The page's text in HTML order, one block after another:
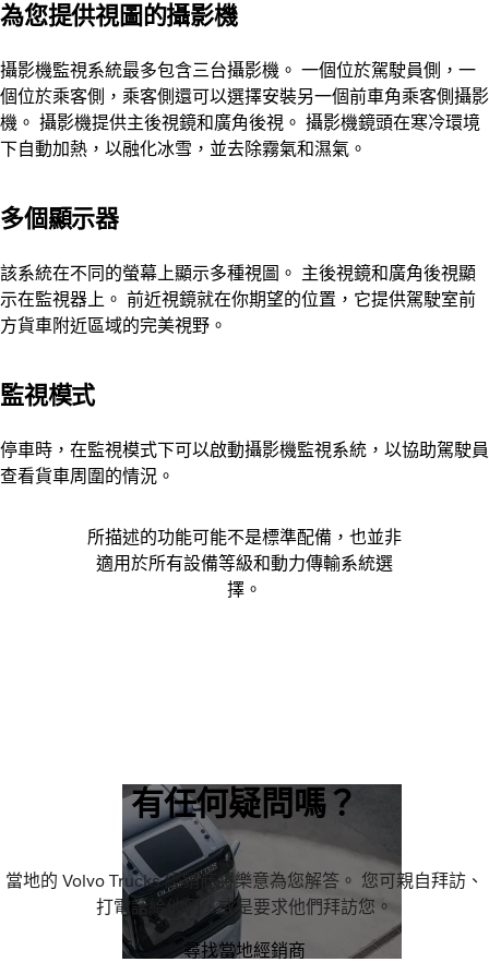
為您提供視圖的攝影機
攝影機監視系統最多包含三台攝影機。 一個位於駕駛員側，一
個位於乘客側，乘客側還可以選擇安裝另一個前車角乘客側攝影
機。 攝影機提供主後視鏡和廣角後視。 攝影機鏡頭在寒冷環境
下自動加熱，以融化冰雪，並去除霧氣和濕氣。
多個顯示器
該系統在不同的螢幕上顯示多種視圖。 主後視鏡和廣角後視顯
示在監視器上。 前近視鏡就在你期望的位置，它提供駕駛室前
方貨車附近區域的完美視野。
監視模式
停車時，在監視模式下可以啟動攝影機監視系統，以協助駕駛員
查看貨車周圍的情況。
所描述的功能可能不是標準配備，也並非
適用於所有設備等級和動力傳輸系統選
擇。
有任何疑問嗎？
當地的 Volvo Trucks 經銷商將樂意為您解答。 您可親自拜訪、
打電話給他們，或是要求他們拜訪您。
尋找當地經銷商